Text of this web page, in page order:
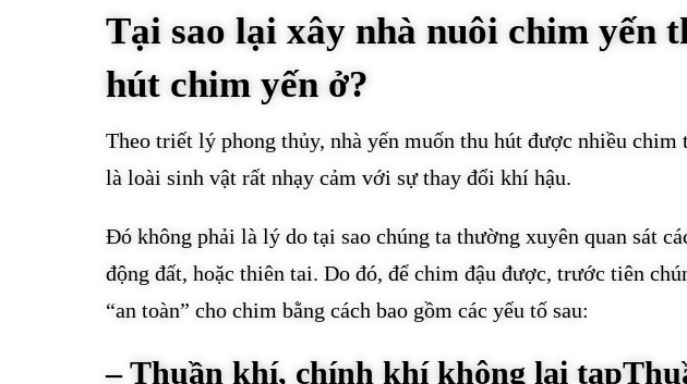
Tại sao lại xây nhà nuôi chim yến
hút chim yến ở?
Theo triết lý phong thủy, nhà yến muốn thu hút được nhiều
là loài sinh vật rất nhạy cảm với sự thay đổi khí hậu.
Đó không phải là lý do tại sao chúng ta thường xuyên quan sát
động đất, hoặc thiên tai. Do đó, để chim đậu được, trước tiên
“an toàn” cho chim bằng cách bao gồm các yếu tố sau:
– Thuần khí, chính khí không lai